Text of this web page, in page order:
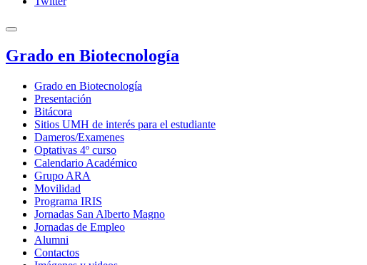
Grado en Biotecnología
Grado en Biotecnología
Presentación
Bitácora
Sitios UMH de interés para el estudiante
Dameros/Examenes
Optativas 4º curso
Calendario Académico
Grupo ARA
Movilidad
Programa IRIS
Jornadas San Alberto Magno
Jornadas de Empleo
Alumni
Contactos